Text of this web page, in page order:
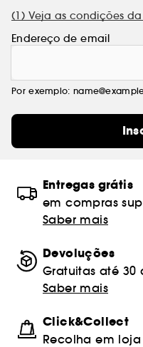
(1) Veja as condições
Endereço de email
Por exemplo:
Entregas grátis
em compras
Saber mais
Devoluções
Gratuitas até 30
Saber mais
Click&Collect
Recolha em